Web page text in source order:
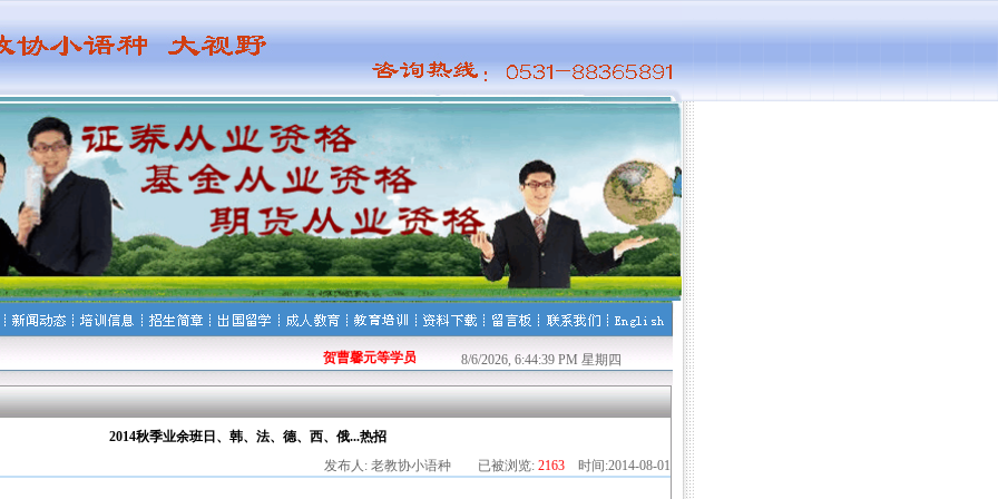
贺曹馨元等学员顺利通过基金从业资格考试！贺张霞、王玉、郭长文、王丽君、金添、陈佳欣、李召华、孙鹏、
8/6/2026, 6:44:40 PM 星期四
2014秋季业余班日、韩、法、德、西、俄...热招
发布人: 老教协小语种 已被浏览: 2163 时间:2014-08-01